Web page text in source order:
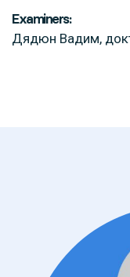
Examiners:
Дядюн Вадим,